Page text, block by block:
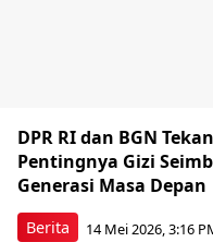
Berita
DPR RI dan BGN
Pentingnya Gizi
Generasi Masa Depan
14 Mei 2026, 3:16